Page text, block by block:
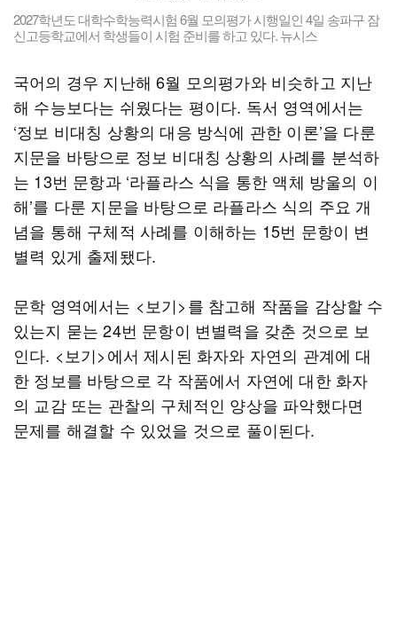
2027학년도 대학수학능력시험 6월 모의평가 시행일인 4일 송파구 잠
신고등학교에서 학생들이 시험 준비를 하고 있다. 뉴시스
국어의 경우 지난해 6월 모의평가와 비슷하고 지난
해 수능보다는 쉬웠다는 평이다. 독서 영역에서는
‘정보 비대칭 상황의 대응 방식에 관한 이론’을 다룬
지문을 바탕으로 정보 비대칭 상황의 사례를 분석하
는 13번 문항과 ‘라플라스 식을 통한 액체 방울의 이
해’를 다룬 지문을 바탕으로 라플라스 식의 주요 개
념을 통해 구체적 사례를 이해하는 15번 문항이 변
별력 있게 출제됐다.
문학 영역에서는 <보기>를 참고해 작품을 감상할 수
있는지 묻는 24번 문항이 변별력을 갖춘 것으로 보
인다. <보기>에서 제시된 화자와 자연의 관계에 대
한 정보를 바탕으로 각 작품에서 자연에 대한 화자
의 교감 또는 관찰의 구체적인 양상을 파악했다면
문제를 해결할 수 있었을 것으로 풀이된다.